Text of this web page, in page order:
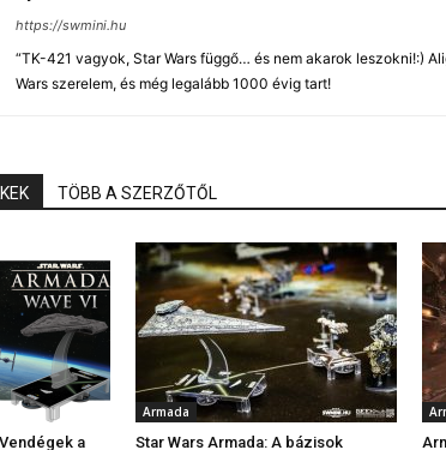
https://swmini.hu
“TK-421 vagyok, Star Wars függő… és nem akarok leszokni!:)
Wars szerelem, és még legalább 1000 évig tart!
TÖBB A SZERZŐTŐL
a
Armada
Star Wars Armada: A bázisok